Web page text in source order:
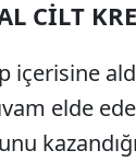
CİLT
içerisine
elde